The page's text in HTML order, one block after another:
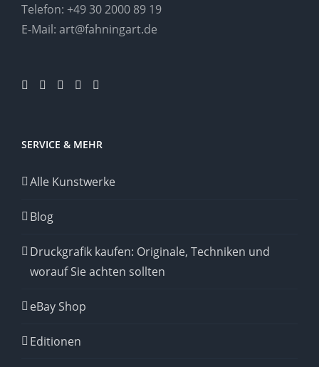
Telefon: +49 30 2000 89 19
E-Mail: art@fahningart.de
SERVICE & MEHR
Alle Kunstwerke
Blog
Druckgrafik kaufen: Originale, Techniken und
worauf Sie achten sollten
eBay Shop
Editionen